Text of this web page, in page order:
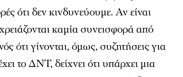
ότι γίνονται, όμως, συζητήσεις για
το ΔΝΤ, δείχνει ότι υπάρχει μια
για την πορεία μας από εδώ και
βγούμε με ένα «μαξιλάρι». Άρα το